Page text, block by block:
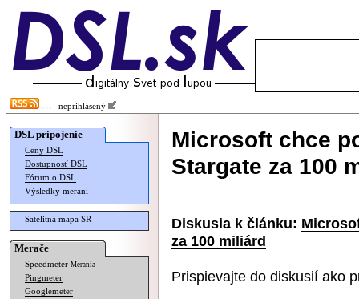
neprihlásený
DSL pripojenie
Ceny DSL
Dostupnosť DSL
Fórum o DSL
Výsledky meraní
Satelitná mapa SR
Merače
Speedmeter Merania
Pingmeter
Googlemeter
Microsoft chce
Stargate za 100
Diskusia k článku:
za 100 miliárd
Prispievajte do diskusií ako